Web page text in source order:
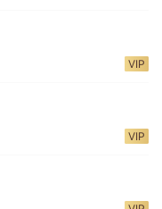
VIP
VIP